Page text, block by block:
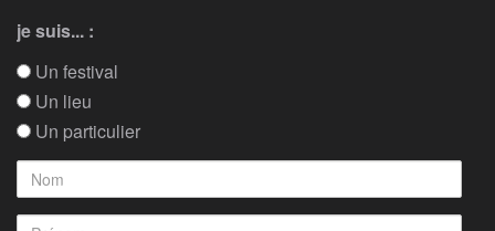
je suis... :
Un festival
Un lieu
Un particulier